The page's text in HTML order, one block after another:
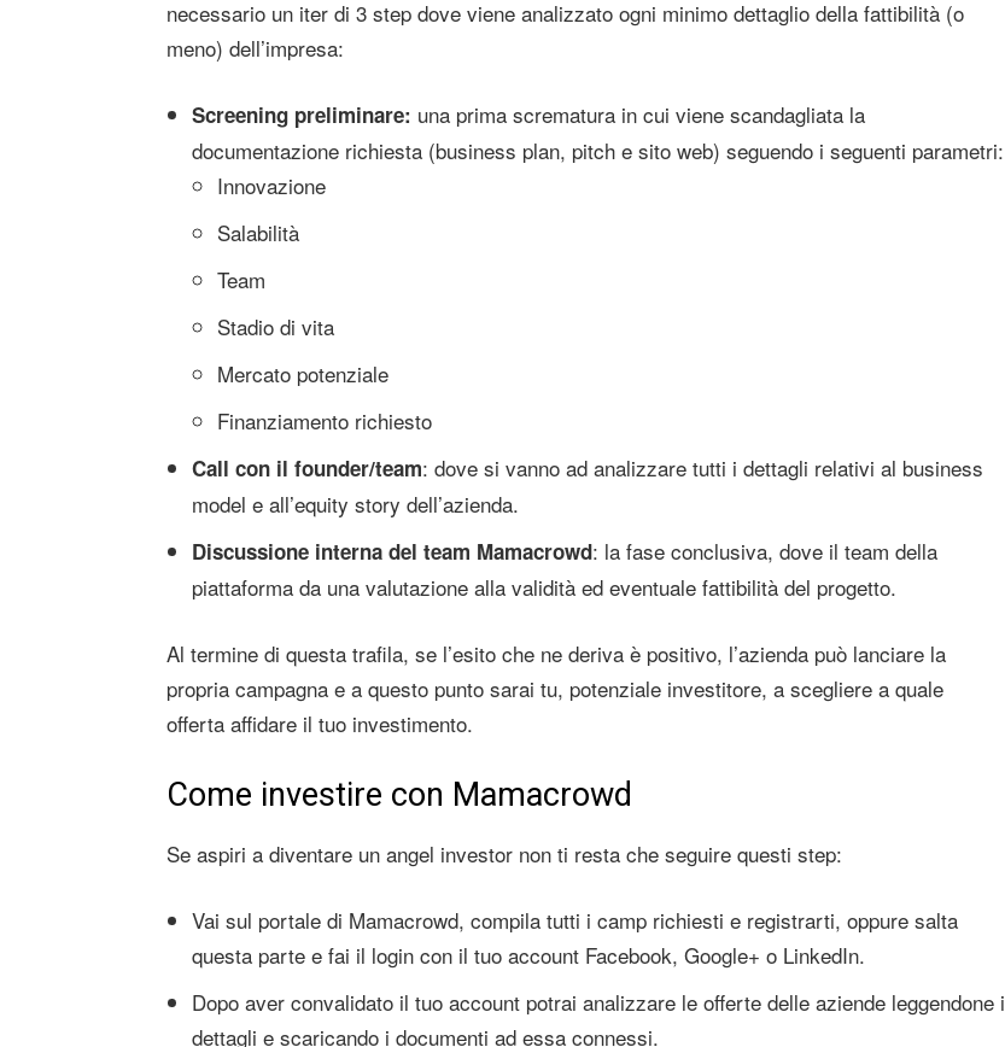
necessario un iter di 3 step dove viene analizzato ogni minimo dettaglio della fattibilità (o
meno) dell’impresa:
Screening preliminare: una prima scrematura in cui viene scandagliata la
documentazione richiesta (business plan, pitch e sito web) seguendo i seguenti parametri:
Innovazione
Salabilità
Team
Stadio di vita
Mercato potenziale
Finanziamento richiesto
Call con il founder/team: dove si vanno ad analizzare tutti i dettagli relativi al business
model e all’equity story dell’azienda.
Discussione interna del team Mamacrowd: la fase conclusiva, dove il team della
piattaforma da una valutazione alla validità ed eventuale fattibilità del progetto.
Al termine di questa trafila, se l’esito che ne deriva è positivo, l’azienda può lanciare la
propria campagna e a questo punto sarai tu, potenziale investitore, a scegliere a quale
offerta affidare il tuo investimento.
Come investire con Mamacrowd
Se aspiri a diventare un angel investor non ti resta che seguire questi step:
Vai sul portale di Mamacrowd, compila tutti i camp richiesti e registrarti, oppure salta
questa parte e fai il login con il tuo account Facebook, Google+ o LinkedIn.
Dopo aver convalidato il tuo account potrai analizzare le offerte delle aziende leggendone i
dettagli e scaricando i documenti ad essa connessi.